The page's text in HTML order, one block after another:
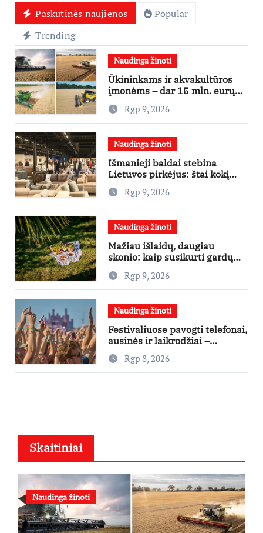
Paskutinės naujienos
Popular
Trending
Naudinga žinoti
Ūkininkams ir akvakultūros
įmonėms – dar 15 mln. eurų
lengvatinėms paskoloms
Rgp 9, 2026
Naudinga žinoti
Išmanieji baldai stebina
Lietuvos pirkėjus: štai kokį
išgraibsto pirmiausia
Rgp 9, 2026
Naudinga žinoti
Mažiau išlaidų, daugiau
skonio: kaip susikurti gardų
pikniką iš vos kelių produktų
Rgp 9, 2026
Naudinga žinoti
Festivaliuose pavogti telefonai,
ausinės ir laikrodžiai –
ekspertai primena apie
didžiausias finansines rizikas
Rgp 8, 2026
Skaitiniai
Naudinga žinoti